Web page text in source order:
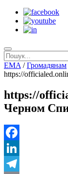
EMA /Громадянам
https://
https://
Черном
Facebook
LinkedIn